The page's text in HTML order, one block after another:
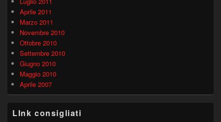
Aprile 2011
Marzo 2011
Novembre 2010
Ottobre 2010
Settembre 2010
Giugno 2010
Maggio 2010
Aprile 2007
LInk consigliati